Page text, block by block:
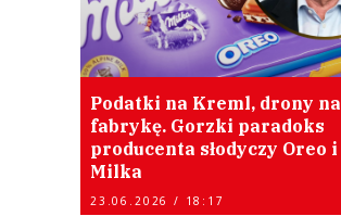
Podatki na Kreml, drony na
fabrykę. Gorzki paradoks
producenta słodyczy Oreo i
Milka
23.06.2026 / 18:17